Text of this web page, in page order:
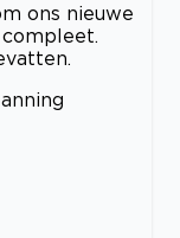
ons nieuwe